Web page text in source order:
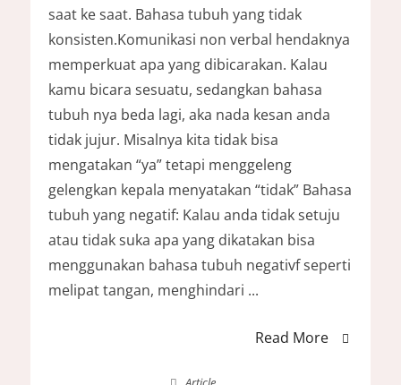
saat ke saat. Bahasa tubuh yang tidak
konsisten.Komunikasi non verbal hendaknya
memperkuat apa yang dibicarakan. Kalau
kamu bicara sesuatu, sedangkan bahasa
tubuh nya beda lagi, aka nada kesan anda
tidak jujur. Misalnya kita tidak bisa
mengatakan “ya” tetapi menggeleng
gelengkan kepala menyatakan “tidak” Bahasa
tubuh yang negatif: Kalau anda tidak setuju
atau tidak suka apa yang dikatakan bisa
menggunakan bahasa tubuh negativf seperti
melipat tangan, menghindari ...
Read More